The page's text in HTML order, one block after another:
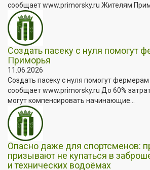
сообщает www.primorsky.ru Жителям
Создать пасеку с нуля помогут
Приморья
11.06.2026
Создать пасеку с нуля помогут
сообщает www.primorsky.ru До 60%
могут компенсировать начинающие...
Опасно даже для спортсменов:
призывают не купаться в
и технических водоёмах